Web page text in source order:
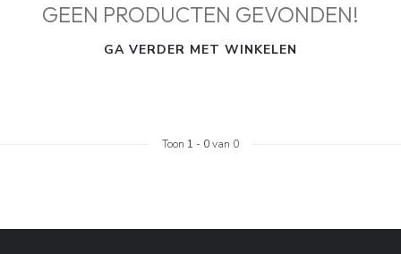
GEEN PRODUCTEN GEVONDEN!
GA VERDER MET WINKELEN
Toon 1 - 0van 0